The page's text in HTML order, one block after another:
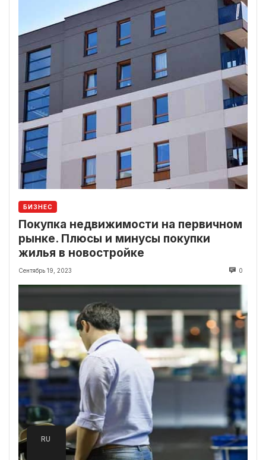
БИЗНЕС
Покупка недвижимости на первичном
рынке. Плюсы и минусы покупки
жилья в новостройке
Сентябрь 19, 2023 0
RU